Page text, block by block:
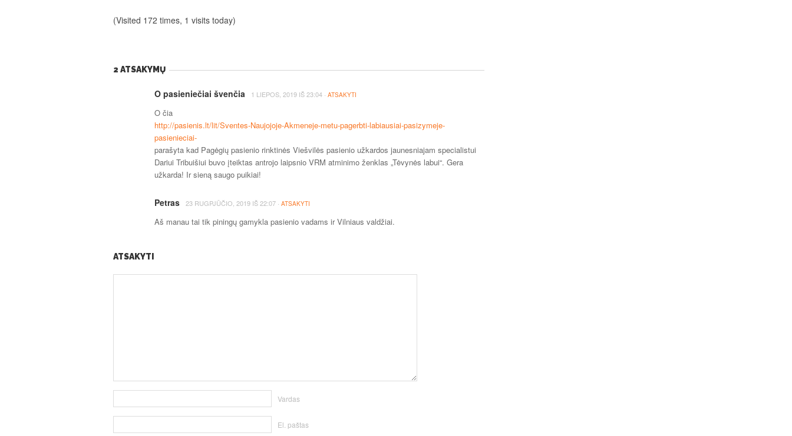
(Visited 172 times, 1 visits today)
2 ATSAKYMŲ
O pasieniečiai švenčia 1 LIEPOS, 2019 IŠ 23:04 · ATSAKYTI
O čia
http://pasienis.lt/lit/Sventes-Naujojoje-Akmeneje-metu-pagerbti-labiausiai-pasizymeje-
pasienieciai-
parašyta kad Pagėgių pasienio rinktinės Viešvilės pasienio užkardos jaunesniajam specialistui
Dariui Tribuišiui buvo įteiktas antrojo laipsnio VRM atminimo ženklas „Tėvynės labui“. Gera
užkarda! Ir sieną saugo puikiai!
Petras 23 RUGPJŪČIO, 2019 IŠ 22:07 · ATSAKYTI
Aš manau tai tik piningų gamykla pasienio vadams ir Vilniaus valdžiai.
ATSAKYTI
Vardas
El. paštas